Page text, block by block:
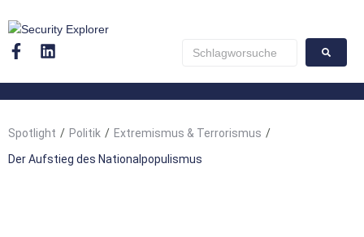
Spotlight / Politik / Extremismus & Terrorismus /
Der Aufstieg des Nationalpopulismus